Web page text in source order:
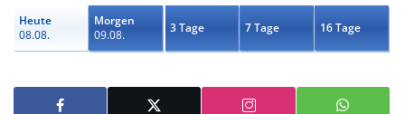
Heute
08.08.
Morgen
09.08.
3 Tage 7 Tage 16 Tage